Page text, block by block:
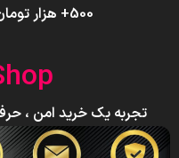
500+ هزار تومان اعتبار هدیه سایبرشاپ
تجربه یک خرید امن ،